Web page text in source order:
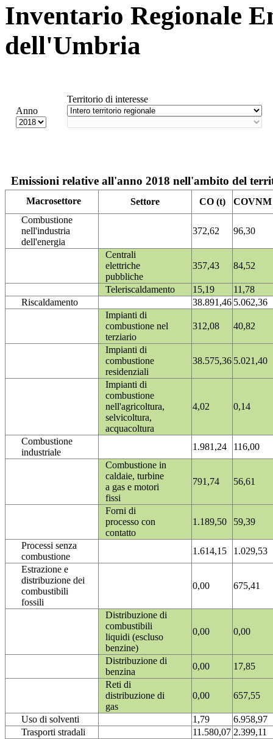
Inventario Regionale
dell'Umbria
Anno
Territorio di interesse
Emissioni relative all'anno 2018 nell'ambito del
Macrosettore Settore CO (t)
COVNM
Combustione
nell'industria
dell'energia
372,62 96,30
Centrali
elettriche
pubbliche
357,43 84,52
Teleriscaldamento 15,19
11,78
Riscaldamento
38.891,46 5.062,36
Impianti di
combustione nel
terziario
312,08 40,82
Impianti di
combustione
residenziali
38.575,36 5.021,40
Impianti di
combustione
nell'agricoltura,
selvicoltura,
acquacoltura
4,02 0,14
Combustione
industriale
1.981,24
116,00
Combustione in
caldaie, turbine
a gas e motori
fissi
791,74 56,61
Forni di
processo con
contatto
1.189,50 59,39
Processi senza
combustione
1.614,15
1.029,53
Estrazione e
distribuzione dei
combustibili
fossili
0,00 675,41
Distribuzione di
combustibili
liquidi (escluso
benzine)
0,00 0,00
Distribuzione di
benzina
0,00
17,85
Reti di
distribuzione di
gas
0,00 657,55
Uso di solventi 1,79
6.958,97
Trasporti stradali
11.580,07 2.399,11